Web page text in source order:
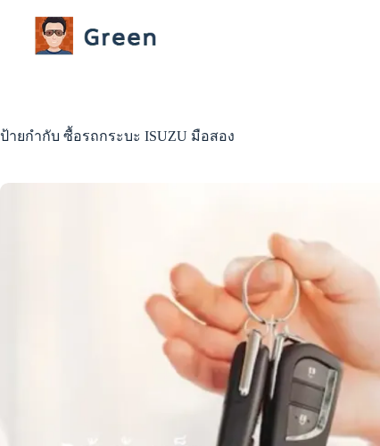
content
ป้ายกำกับ ซื้อรถกระบะ ISUZU มือสอง